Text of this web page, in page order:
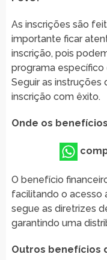
As inscrições são
importante ficar
inscrição, pois
programa específico
Seguir as instruções
inscrição com êxito.
Onde os
O benefício
facilitando o acesso
segue as diretrizes
garantindo uma
Outros benefícios